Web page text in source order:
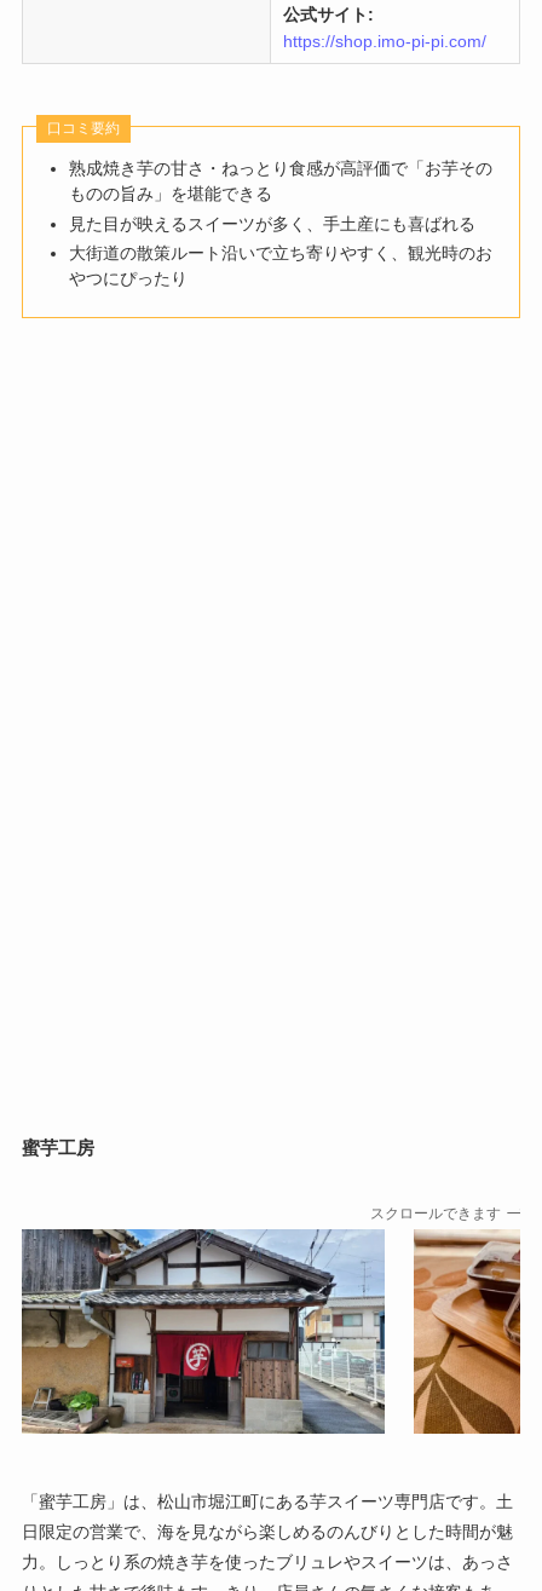
公式サイト:
https://shop.imo-pi-pi.com/
口コミ要約
熟成焼き芋の甘さ・ねっとり食感が高評価で「お芋その
ものの旨み」を堪能できる
見た目が映えるスイーツが多く、手土産にも喜ばれる
大街道の散策ルート沿いで立ち寄りやすく、観光時のお
やつにぴったり
蜜芋工房
スクロールできます
「蜜芋工房」は、松山市堀江町にある芋スイーツ専門店です。土
日限定の営業で、海を見ながら楽しめるのんびりとした時間が魅
力。しっとり系の焼き芋を使ったブリュレやスイーツは、あっさ